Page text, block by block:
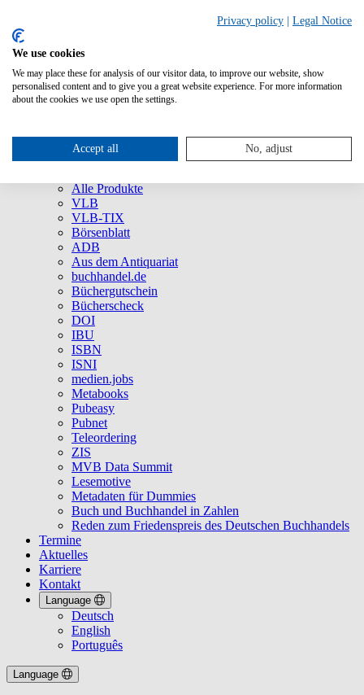
Über uns
Unternehmen
Presse
Service
Alle Produkte
VLB
VLB-TIX
Börsenblatt
ADB
Aus dem Antiquariat
buchhandel.de
Büchergutschein
Bücherscheck
DOI
IBU
ISBN
ISNI
medien.jobs
Metabooks
Pubeasy
Pubnet
Teleordering
ZIS
MVB Data Summit
Lesemotive
Metadaten für Dummies
Buch und Buchhandel in Zahlen
Reden zum Friedenspreis des Deutschen Buchhandels
Termine
Aktuelles
Karriere
Kontakt
Language
Deutsch
English
Português
Language
Privacy policy Legal Notice
We use cookies
We may place these for analysis of our visitor data, to improve our website, show
personalised content and to give you a great website experience. For more information
about the cookies we use open the settings.
Accept all No, adjust